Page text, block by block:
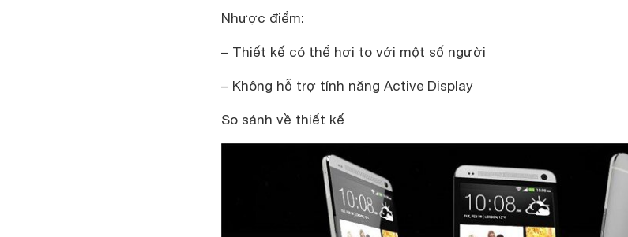
Nhược điểm:
– Thiết kế có thể hơi to với một số người
– Không hỗ trợ tính năng Active Display
So sánh về thiết kế